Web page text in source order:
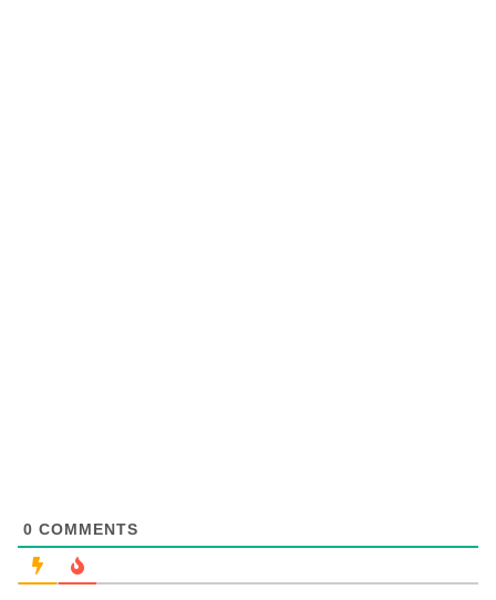
0 COMMENTS